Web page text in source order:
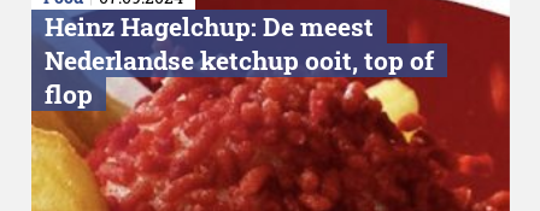
Heinz Hagelchup: De meest
Nederlandse ketchup ooit, top of
flop